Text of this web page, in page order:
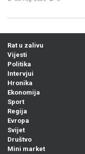
Rat u zalivu
Vijesti
Politika
Intervjui
Hronika
Ekonomija
Sport
Regija
Evropa
Svijet
Društvo
Mini market